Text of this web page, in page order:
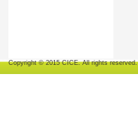
Copyright © 2015 CICE. All rights reserved.